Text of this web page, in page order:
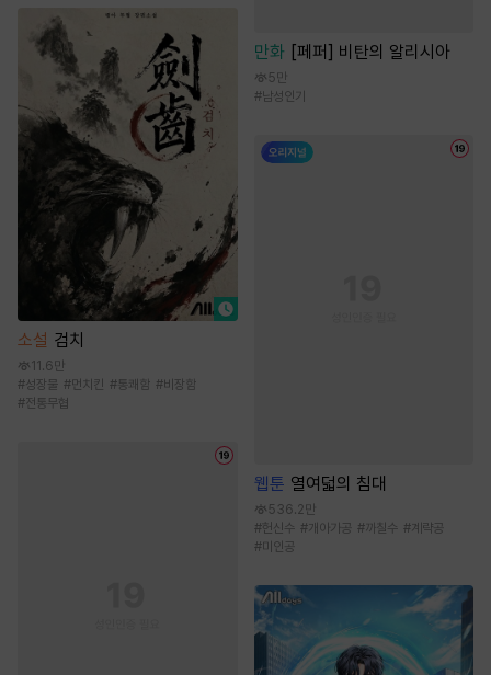
소설 검치
11.6만
#성장물 #먼치킨 #통쾌함 #비장함
#전통무협
만화 [페퍼] 비탄의 알리시아
5만
#남성인기
웹툰 열여덟의 침대
536.2만
#헌신수 #개아가공 #까칠수 #계략공
#미인공